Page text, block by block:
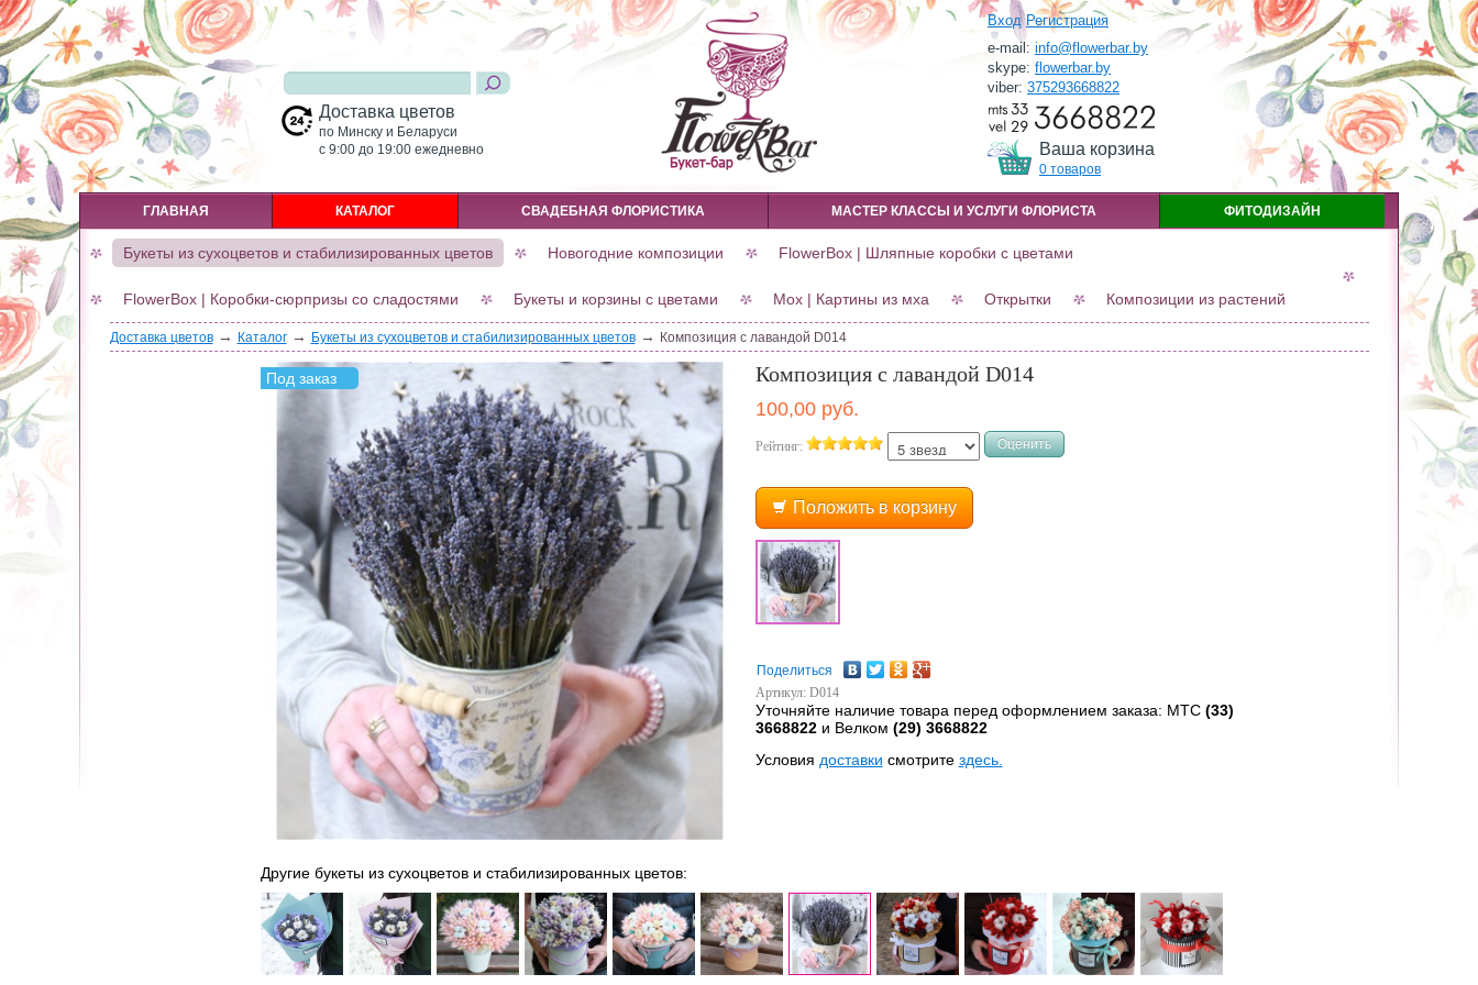
Доставка цветов
по Минску и Беларуси
c 9:00 до 19:00 ежедневно
Вход Регистрация
e-mail: info@flowerbar.by
skype: flowerbar.by
viber: 375293668822
Ваша корзина
0 товаров
ГЛАВНАЯ КАТАЛОГ СВАДЕБНАЯ ФЛОРИСТИКА МАСТЕР КЛАССЫ И УСЛУГИ ФЛОРИСТА ФИТОДИЗАЙН
Букеты из сухоцветов и стабилизированных цветов Новогодние композиции FlowerBox | Шляпные коробки с цветами
FlowerBox | Коробки-сюрпризы со сладостями Букеты и корзины с цветами Мох | Картины из мха Открытки Композиции из растений
Доставка цветов→ Каталог→ Букеты из сухоцветов и стабилизированных цветов→ Композиция с лавандой D014
Под заказ Композиция с лавандой D014
100,00 руб.
Рейтинг: Оценить
Положить в корзину
Поделиться
Артикул: D014
Уточняйте наличие товара перед оформлением заказа: МТС (33)
3668822и Велком (29) 3668822
Условия доставки смотрите здесь.
Другие букеты из сухоцветов и стабилизированных цветов: